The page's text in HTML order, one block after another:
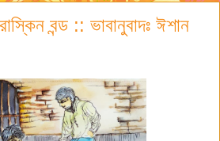
বন্ড :: ভাবানুবাদঃ ঈশান